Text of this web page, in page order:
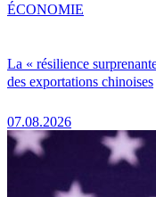
La « résilience
des exportations chinoises
07.08.2026
ÉCONOMIE